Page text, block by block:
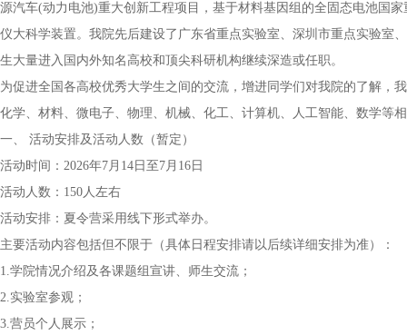
源汽车(动力电池)重大创新工程项目，基于材料基因组的全固态电池国
仪大科学装置。我院先后建设了广东省重点实验室、深圳市重点实验室
生大量进入国内外知名高校和顶尖科研机构继续深造或任职。
为促进全国各高校优秀大学生之间的交流，增进同学们对我院的了解，
化学、材料、微电子、物理、机械、化工、计算机、人工智能、数学等
一、 活动安排及活动人数（暂定）
活动时间：2026年7月14日至7月16日
活动人数：150人左右
活动安排：夏令营采用线下形式举办。
主要活动内容包括但不限于（具体日程安排请以后续详细安排为准）：
1.学院情况介绍及各课题组宣讲、师生交流；
2.实验室参观；
3.营员个人展示；